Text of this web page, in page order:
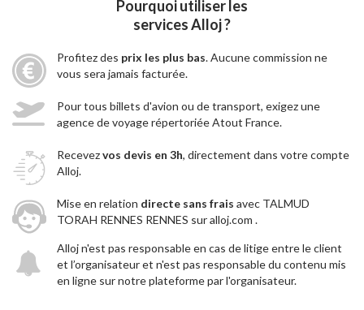
Pourquoi utiliser les
services Alloj ?
Profitez des prix les plus bas. Aucune commission ne
vous sera jamais facturée.
Pour tous billets d'avion ou de transport, exigez une
agence de voyage répertoriée Atout France.
Recevezvos devis en 3h, directement dans votre compte
Alloj.
Mise en relation directe sans frais avec TALMUD
TORAH RENNES RENNES sur alloj.com .
Alloj n'est pas responsable en cas de litige entre le client
et l’organisateur et n'est pas responsable du contenu mis
en ligne sur notre plateforme par l'organisateur.